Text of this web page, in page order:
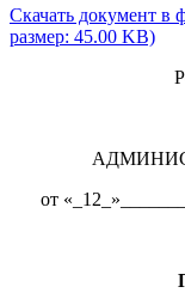
Скачать документ в
размер: 45.00 KB)
от